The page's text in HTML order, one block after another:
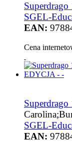
Superdrago
SGEL-
EAN:
Cena
SGEL-
EAN: